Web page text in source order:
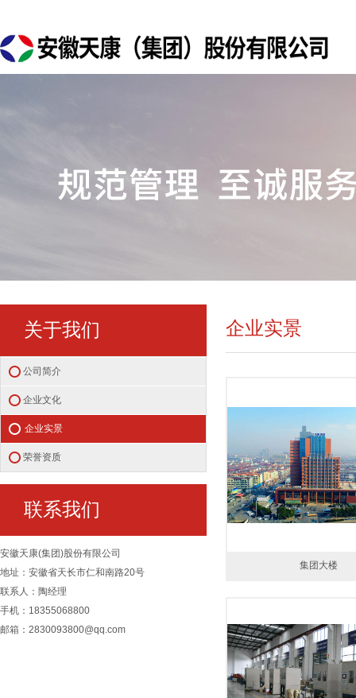
关于我们
公司简介
企业文化
企业实景
荣誉资质
联系我们
安徽天康(集团)股份有限公司
地址：安徽省天长市仁和南路20号
联系人：陶经理
手机：18355068800
邮箱：2830093800@qq.com
企业实景
集团大楼